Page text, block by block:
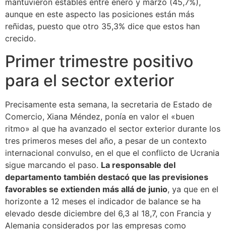
mantuvieron estables entre enero y marzo (45,7%),
aunque en este aspecto las posiciones están más
reñidas, puesto que otro 35,3% dice que estos han
crecido.
Primer trimestre positivo
para el sector exterior
Precisamente esta semana, la secretaria de Estado de
Comercio, Xiana Méndez, ponía en valor el «buen
ritmo» al que ha avanzado el sector exterior durante los
tres primeros meses del año, a pesar de un contexto
internacional convulso, en el que el conflicto de Ucrania
sigue marcando el paso. La responsable del
departamento también destacó que las previsiones
favorables se extienden más allá de junio, ya que en el
horizonte a 12 meses el indicador de balance se ha
elevado desde diciembre del 6,3 al 18,7, con Francia y
Alemania considerados por las empresas como